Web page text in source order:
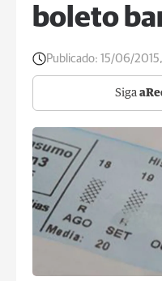
boleto
Publicado: 15/06/2015,
Siga